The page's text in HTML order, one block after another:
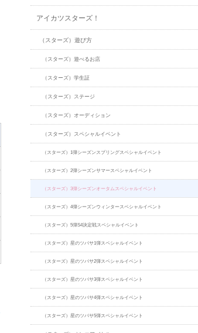
アイカツスターズ！
（スターズ）遊び方
（スターズ）遊べるお店
（スターズ）学生証
（スターズ）ステージ
（スターズ）オーディション
（スターズ）スペシャルイベント
（スターズ）1弾シーズンスプリングスペシャルイベント
（スターズ）2弾シーズンサマースペシャルイベント
（スターズ）3弾シーズンオータムスペシャルイベント
（スターズ）4弾シーズンウィンタースペシャルイベント
（スターズ）5弾S4決定戦スペシャルイベント
（スターズ）星のツバサ1弾スペシャルイベント
（スターズ）星のツバサ2弾スペシャルイベント
（スターズ）星のツバサ3弾スペシャルイベント
（スターズ）星のツバサ4弾スペシャルイベント
（スターズ）星のツバサ5弾スペシャルイベント